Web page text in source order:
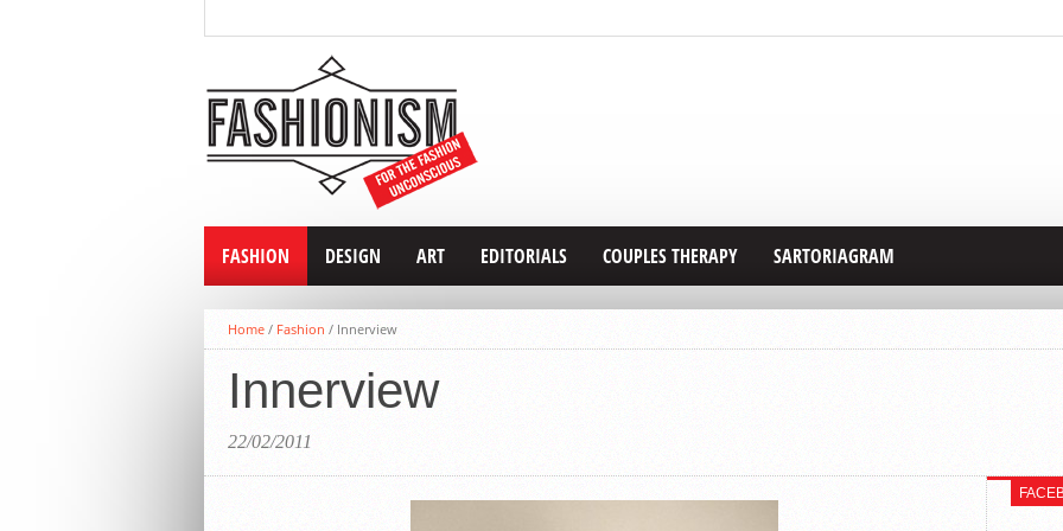
FASHION DESIGN ART EDITORIALS COUPLES THERAPY SARTORIAGRAM
Home / Fashion / Innerview
Innerview
22/02/2011